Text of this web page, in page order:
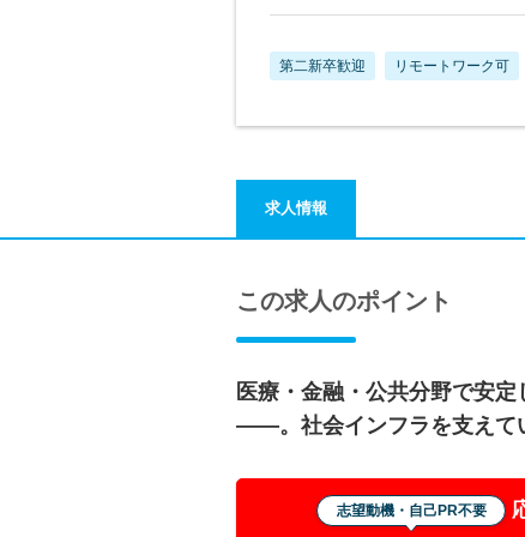
第二新卒歓迎 リモートワーク可
求人情報
この求人のポイント
医療・金融・公共分野で安
――。社会インフラを支えて
志望動機・自己PR不要